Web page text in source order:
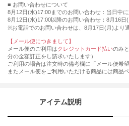
■ お問い合わせについて
8月12日(水)17:00までのお問い合わせ：当日中
8月12日(水)17:00以降のお問い合わせ：8月16日
※お電話でのお問い合わせは、8月17日(月)より
【メール便につきまして】
メール便のご利用はクレジットカード払いのみ
分の金額訂正をし請求いたします）
ご利用の場合は注文時の備考欄に「メール便希
またメール便をご利用いただける商品には商品
アイテム説明